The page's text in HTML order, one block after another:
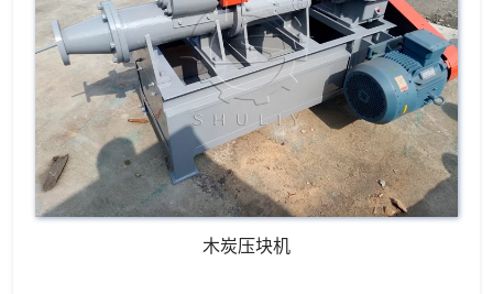
木炭压块机